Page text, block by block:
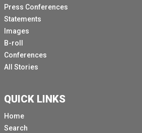
Press Conferences
Statements
Images
B-roll
Conferences
All Stories
QUICK LINKS
Home
Search